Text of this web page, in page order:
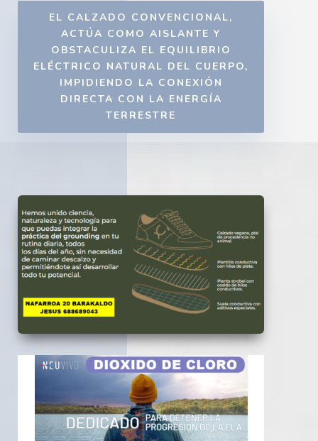
EL CALZADO CONVENCIONAL,
ACTÚA COMO AISLANTE Y
OBSTACULIZA EL EQUILIBRIO
ELÉCTRICO NATURAL DEL CUERPO,
IMPIDIENDO LA CONEXIÓN
DIRECTA CON LA ENERGÍA
TERRESTRE